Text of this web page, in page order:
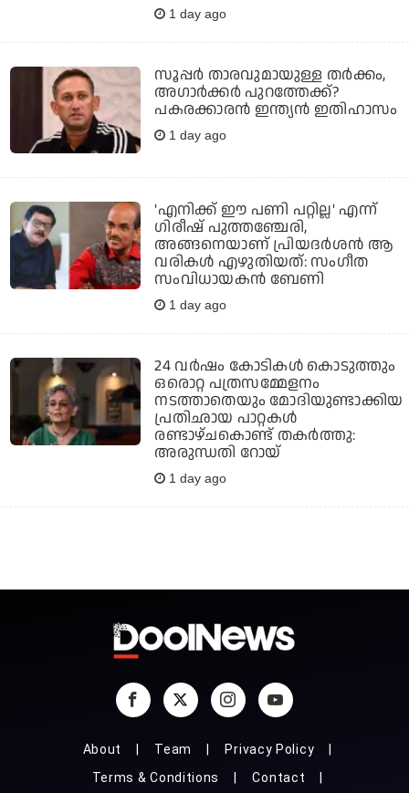
1 day ago
സൂപ്പര്‍ താരവുമായുള്ള തര്‍ക്കം,
അഗാര്‍ക്കര്‍ പുറത്തേക്ക്?
പകരക്കാരന്‍ ഇന്ത്യന്‍ ഇതിഹാസം
1 day ago
'എനിക്ക് ഈ പണി പറ്റില്ല' എന്ന്
ഗിരീഷ് പുത്തഞ്ചേരി,
അങ്ങനെയാണ് പ്രിയദർശൻ ആ
വരികൾ എഴുതിയത്: സംഗീത
സംവിധായകൻ ബേണി
1 day ago
24 വര്‍ഷം കോടികള്‍ കൊടുത്തും
ഒരൊറ്റ പത്രസമ്മേളനം
നടത്താതെയും മോദിയുണ്ടാക്കിയ
പ്രതിഛായ പാറ്റകള്‍
രണ്ടാഴ്ചകൊണ്ട് തകര്‍ത്തു:
അരുന്ധതി റോയ്
1 day ago
About Team
Privacy Policy
Terms & Conditions
Contact